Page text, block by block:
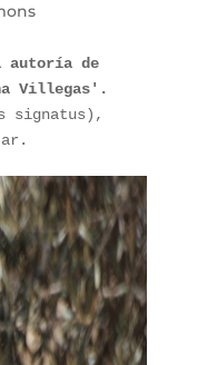
autoría de
Villegas'.
signatus),